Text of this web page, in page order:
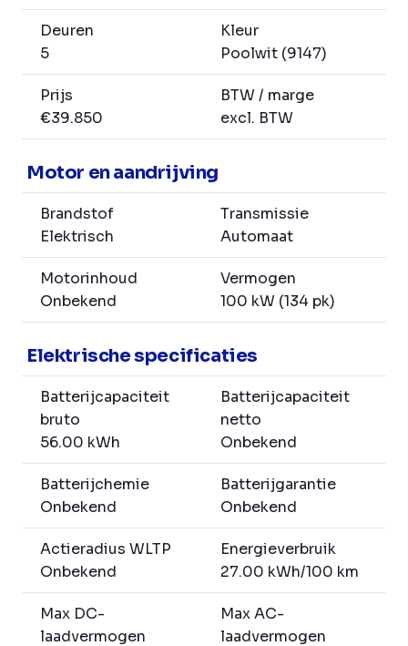
Deuren
5
Kleur
Poolwit (9147)
Prijs
€39.850
BTW / marge
excl. BTW
Motor en aandrijving
Brandstof
Elektrisch
Transmissie
Automaat
Motorinhoud
Onbekend
Vermogen
100 kW (134 pk)
Elektrische specificaties
Batterijcapaciteit
bruto
56.00 kWh
Batterijcapaciteit
netto
Onbekend
Batterijchemie
Onbekend
Batterijgarantie
Onbekend
Actieradius WLTP
Onbekend
Energieverbruik
27.00 kWh/100 km
Max DC-
laadvermogen
Max AC-
laadvermogen